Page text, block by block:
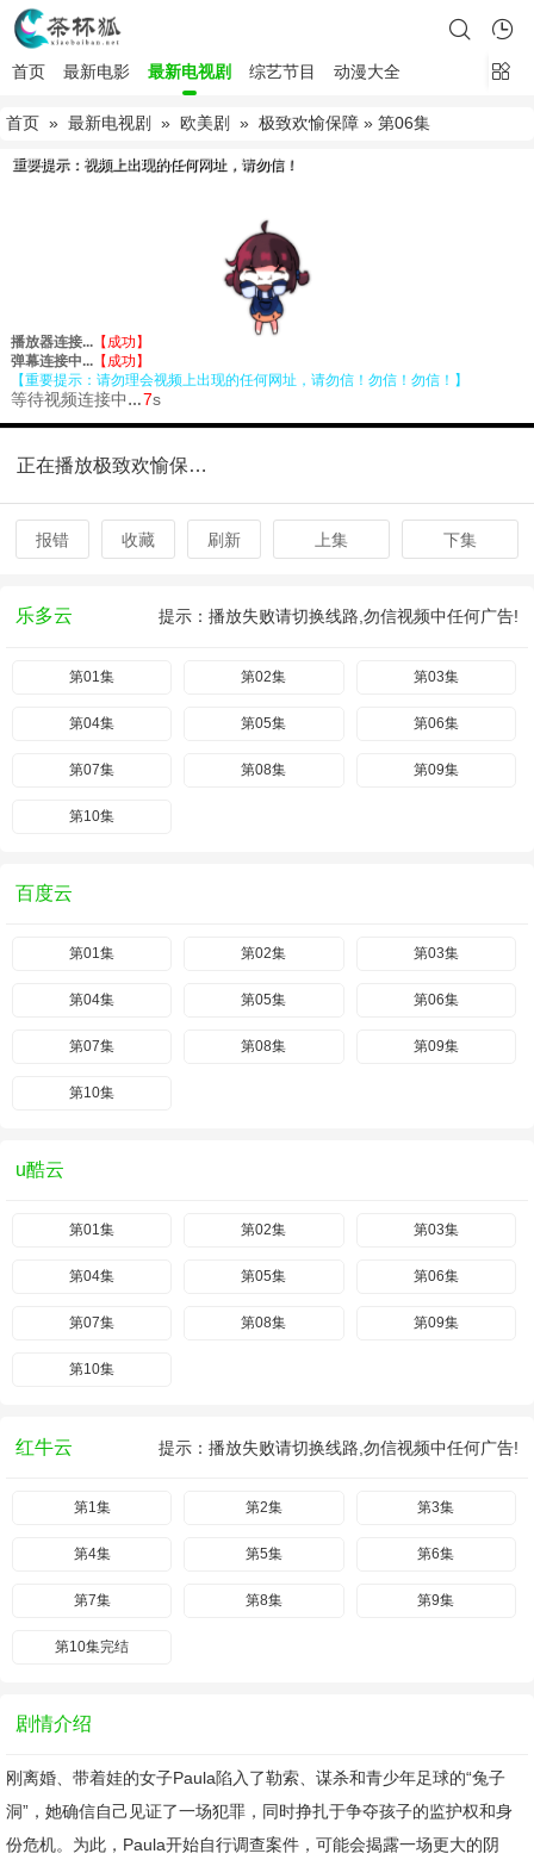
首页 最新电影 最新电视剧 综艺节目 动漫大全
首页 » 最新电视剧 » 欧美剧 » 极致欢愉保障 » 第06集
正在播放极致欢愉保障第06集
报错 收藏 刷新 上集 下集
乐多云 提示：播放失败请切换线路,勿信视频中任何广告!
第01集 第02集 第03集
第04集 第05集 第06集
第07集 第08集 第09集
第10集
百度云
第01集 第02集 第03集
第04集 第05集 第06集
第07集 第08集 第09集
第10集
u酷云
第01集 第02集 第03集
第04集 第05集 第06集
第07集 第08集 第09集
第10集
红牛云 提示：播放失败请切换线路,勿信视频中任何广告!
第1集 第2集 第3集
第4集 第5集 第6集
第7集 第8集 第9集
第10集完结
剧情介绍
刚离婚、带着娃的女子Paula陷入了勒索、谋杀和青少年足球的“兔子
洞”，她确信自己见证了一场犯罪，同时挣扎于争夺孩子的监护权和身
份危机。为此，Paula开始自行调查案件，可能会揭露一场更大的阴